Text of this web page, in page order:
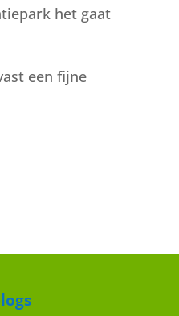
het gaat
een fijne